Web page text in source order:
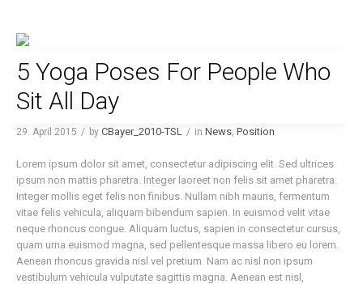
5 Yoga Poses For People Who
Sit All Day
29. April 2015 by CBayer_2010-TSL in News Position
Lorem ipsum dolor sit amet, consectetur adipiscing elit. Sed ultrices
ipsum non mattis pharetra. Integer laoreet non felis sit amet pharetra.
Integer mollis eget felis non finibus. Nullam nibh mauris, fermentum
vitae felis vehicula, aliquam bibendum sapien. In euismod velit vitae
neque rhoncus congue. Aliquam luctus, sapien in consectetur cursus,
quam urna euismod magna, sed pellentesque massa libero eu lorem.
Aenean rhoncus gravida nisl vel pretium. Nam ac nisl non ipsum
vestibulum vehicula vulputate sagittis magna. Aenean est nisl,